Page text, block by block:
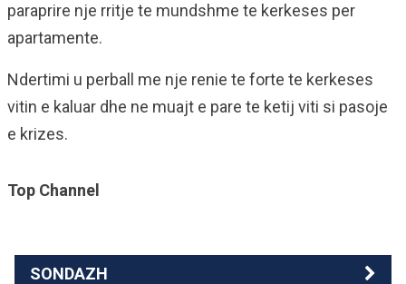
paraprire nje rritje te mundshme te kerkeses per
apartamente.
Ndertimi u perball me nje renie te forte te kerkeses
vitin e kaluar dhe ne muajt e pare te ketij viti si pasoje
e krizes.
Top Channel
SONDAZH